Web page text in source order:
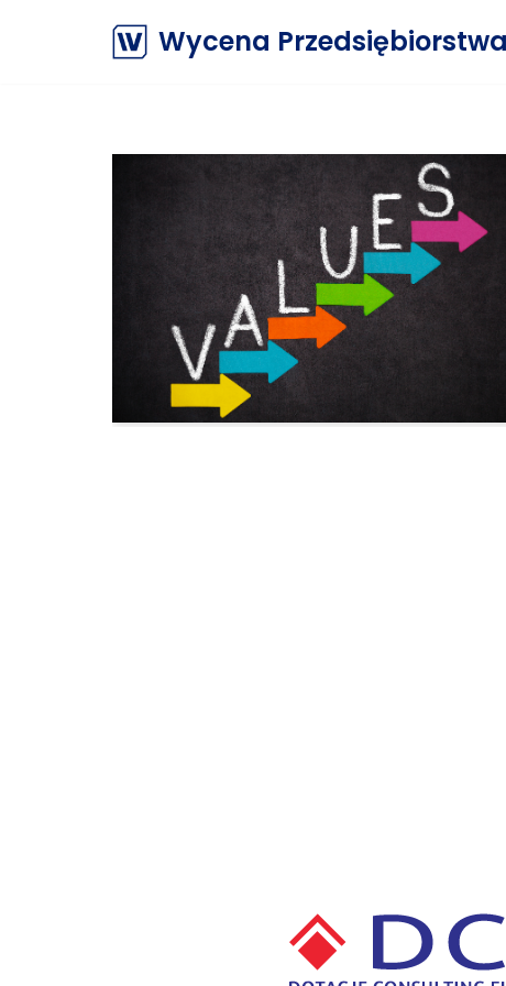
Wycena Przedsiębiorstwa